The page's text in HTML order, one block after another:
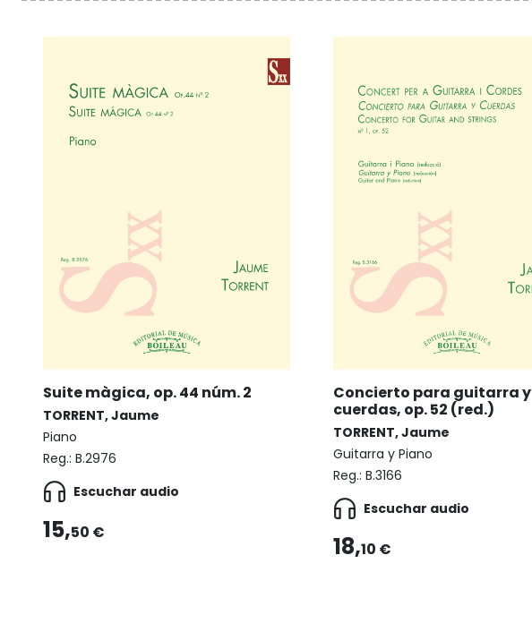
Suite màgica, op. 44 núm. 2
TORRENT, Jaume
Piano
Reg.: B.2976
Escuchar audio
15,50 €
Concierto para guitarra y
cuerdas, op. 52 (red.)
TORRENT, Jaume
Guitarra y Piano
Reg.: B.3166
Escuchar audio
18,10 €